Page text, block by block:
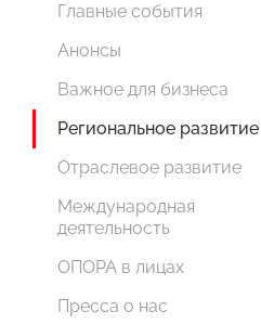
Главные события
Анонсы
Важное для бизнеса
Региональное развитие
Отраслевое развитие
Международная
деятельность
ОПОРА в лицах
Пресса о нас